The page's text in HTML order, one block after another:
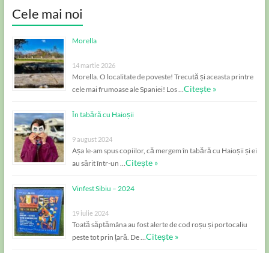
Cele mai noi
Morella
14 martie 2026
Morella. O localitate de poveste! Trecută și aceasta printre
cele mai frumoase ale Spaniei! Los …Citește »
În tabără cu Haioșii
9 august 2024
Așa le-am spus copiilor, că mergem în tabără cu Haioșii și ei
au sărit într-un …Citește »
Vinfest Sibiu – 2024
19 iulie 2024
Toată săptămâna au fost alerte de cod roșu și portocaliu
peste tot prin țară. De …Citește »